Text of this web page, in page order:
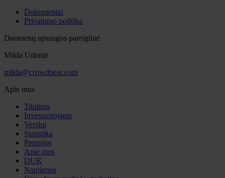
Dokumentai
Privatumo politika
Duomenų apsaugos pareigūnė
Milda Udraitė
milda@crowdpear.com
Apie mus
Titulinis
Investuotojams
Verslui
Statistika
Premijos
Apie mus
DUK
Naujienos